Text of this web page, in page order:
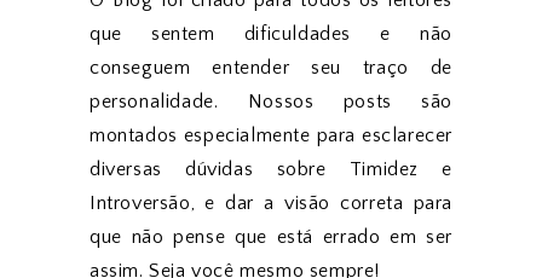
que sentem dificuldades e não
conseguem entender seu traço de
personalidade. Nossos posts são
montados especialmente para esclarecer
diversas dúvidas sobre Timidez e
Introversão, e dar a visão correta para
que não pense que está errado em ser
assim. Seja você mesmo sempre!